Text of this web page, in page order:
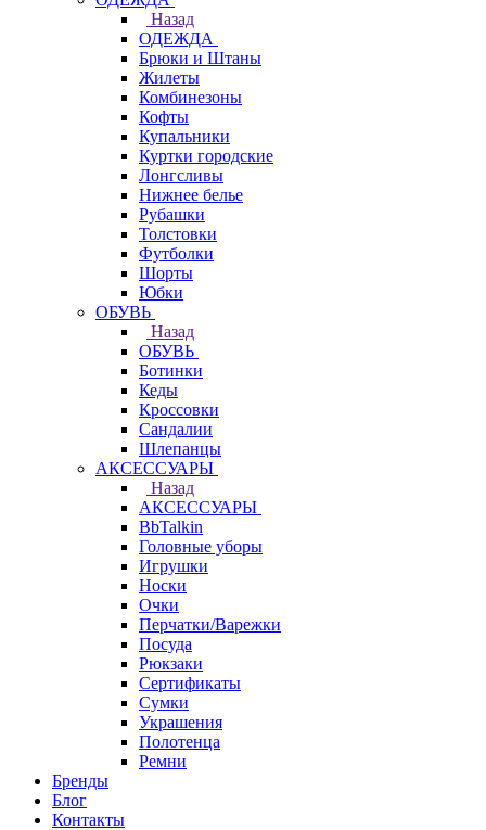
Назад
ОДЕЖДА
Брюки и Штаны
Жилеты
Комбинезоны
Кофты
Купальники
Куртки городские
Лонгсливы
Нижнее белье
Рубашки
Толстовки
Футболки
Шорты
Юбки
ОБУВЬ
Назад
ОБУВЬ
Ботинки
Кеды
Кроссовки
Сандалии
Шлепанцы
АКСЕССУАРЫ
Назад
АКСЕССУАРЫ
BbTalkin
Головные уборы
Игрушки
Носки
Очки
Перчатки/Варежки
Посуда
Рюкзаки
Сертификаты
Сумки
Украшения
Полотенца
Ремни
Бренды
Блог
Контакты